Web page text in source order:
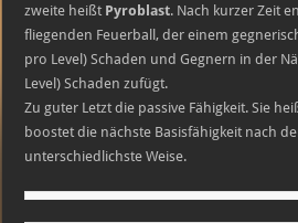
zweite heißt Pyroblast. Nach kurzer Zeit
fliegenden Feuerball, der einem
pro Level) Schaden und Gegnern in der
Level) Schaden zufügt.
Zu guter Letzt die passive Fähigkeit. Sie
boostet die nächste Basisfähigkeit nach
unterschiedlichste Weise.